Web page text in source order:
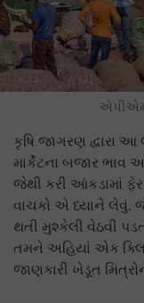
કૃષિ જાગરણ દ્વારા
માર્કેટના બજાર
જેથી કરી આંકડામાં
વાચકો એ ધ્યાને લેવું,
થતી મુશ્કેલી વેઠવી
તમને અહિયાં એક
જાણકારી ખેડૂત